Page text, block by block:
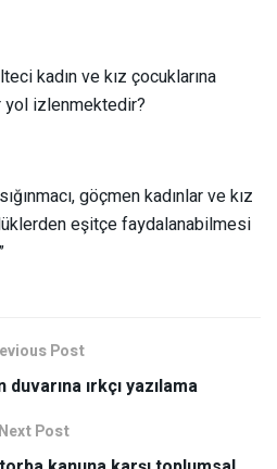
kadın ve kız çocuklarına
yol izlenmektedir?
göçmen kadınlar ve kız
eşitçe faydalanabilmesi
Post
ırkçı yazılama
Next Post